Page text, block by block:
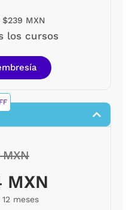
MXN
los cursos
MXN
meses